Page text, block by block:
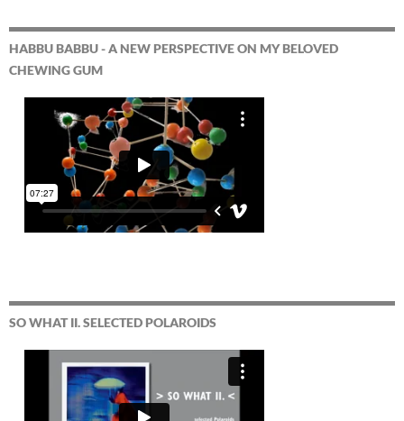
HABBU BABBU - A NEW PERSPECTIVE ON MY BELOVED
CHEWING GUM
SO WHAT II. SELECTED POLAROIDS